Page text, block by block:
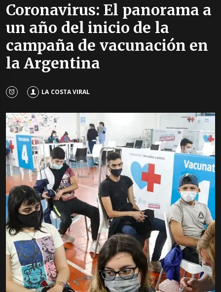
Coronavirus: El panorama a
un año del inicio de la
campaña de vacunación en
la Argentina
LA COSTA VIRAL